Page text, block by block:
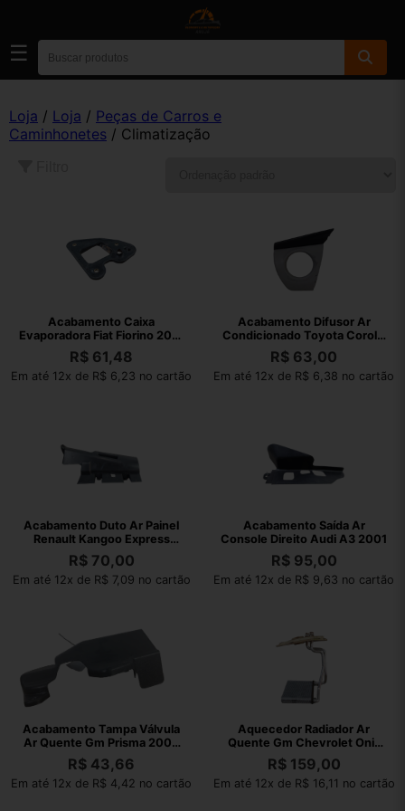
☰
Loja / Loja / Peças de Carros e
Caminhonetes / Climatização
Acabamento Caixa
Evaporadora Fiat Fiorino 2017
2018
R$ 61,48
Em até 12x de R$ 6,23 no cartão
Acabamento Difusor Ar
Condicionado Toyota Corolla
2017 2018
R$ 63,00
Em até 12x de R$ 6,38 no cartão
Acabamento Duto Ar Painel
Renault Kangoo Express
2013 2014
R$70,00
Em até 12x de R$ 7,09 no cartão
Acabamento Saída Ar
Console Direito Audi A3 2001
R$95,00
Em até 12x de R$ 9,63 no cartão
Acabamento Tampa Válvula
Ar Quente Gm Prisma 2008
Orig Usado
R$ 43,66
Em até 12x de R$ 4,42 no cartão
Aquecedor Radiador Ar
Quente Gm Chevrolet Onix
2015
R$159,00
Em até 12x de R$ 16,11 no cartão